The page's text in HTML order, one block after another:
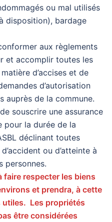
ou mal utilisés
disposition), bardage
aux règlements
et accomplir toutes les
d’accises et de
d’autorisation
auprès de la commune.
souscrire une assurance
pour la durée de la
déclinant toutes
ou d’atteinte à
personnes.
faire respecter les biens
et prendra, à cette
Les propriétés
être considérées